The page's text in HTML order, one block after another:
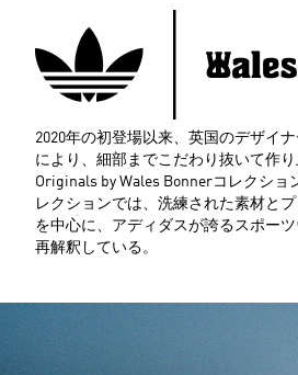
2020年の初登場以来、英国のデザイ
により、細部までこだわり抜いて作
Originals by Wales Bonnerコレクショ
レクションでは、洗練された素材と
を中心に、アディダスが誇るスポー
再解釈している。